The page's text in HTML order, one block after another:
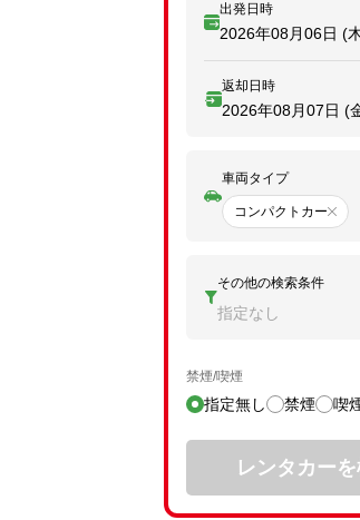
出発日時
2026年08月06日 (
返却日時
2026年08月07日 (
車両タイプ
コンパクトカー
その他の検索条件
指定なし
禁煙/喫煙
指定無し 禁煙 喫
レンタカー